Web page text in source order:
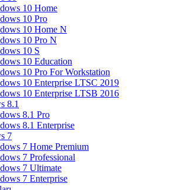
10 Home
10 Pro
10 Home N
10 Pro N
10 S
10 Education
10 Pro For Workstation
10 Enterprise LTSC 2019
10 Enterprise LTSB 2016
8.1
8.1 Pro
8.1 Enterprise
7
7 Home Premium
7 Professional
7 Ultimate
7 Enterprise